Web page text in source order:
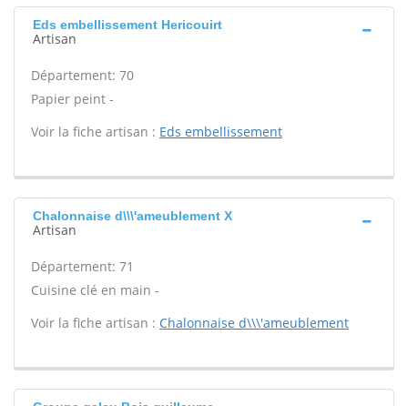
Eds embellissement Hericouirt
Artisan
Département: 70
Papier peint -
Voir la fiche artisan : Eds embellissement
Chalonnaise d\\\'ameublement X
Artisan
Département: 71
Cuisine clé en main -
Voir la fiche artisan : Chalonnaise d\\\'ameublement